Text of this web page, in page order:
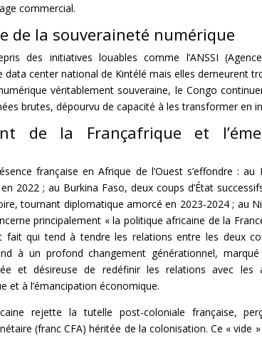
commercial.
de la souveraineté numérique
des initiatives louables comme l’ANSSI
data center national de Kintélé mais elles demeurent
véritablement souveraine, le Congo
brutes, dépourvu de capacité à les transformer en
de la Françafrique et
française en Afrique de l’Ouest s’effondre :
2022 ; au Burkina Faso, deux coups d’État
tournant diplomatique amorcé en 2023-2024 ; au
principalement « la politique africaine de la
fait qui tend à tendre les relations entre les deux
à un profond changement générationnel,
et désireuse de redéfinir les relations avec les
et à l’émancipation économique.
rejette la tutelle post-coloniale française,
(franc CFA) héritée de la colonisation. Ce « vide